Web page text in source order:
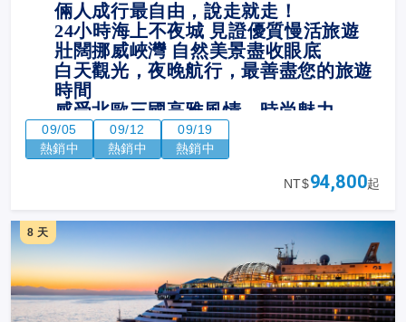
倆人成行最自由，說走就走！
24小時海上不夜城 見證優質慢活旅遊
壯闊挪威峽灣 自然美景盡收眼底
白天觀光，夜晚航行，最善盡您的旅遊
時間
感受北歐三國高雅風情、時尚魅力
全新18萬噸神女號，質感海上渡假城堡
09/05
熱銷中
09/12
熱銷中
09/19
熱銷中
NT$94,800起
8 天